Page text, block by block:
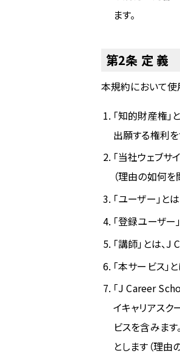
ます。
第2条 定 義
本規約において使
「知的財産権
出願する権利を
「当社ウェブ
（理由の如何
「ユーザー」
「登録ユーザ
「講師」とは
「本サービス」
「J Career
イキャリアス
ビスを含みま
とします（理